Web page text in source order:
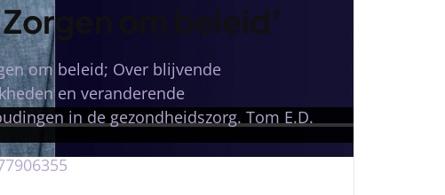
om beleid’
om beleid; Over blijvende
en veranderende
in de gezondheidszorg. Tom E.D.